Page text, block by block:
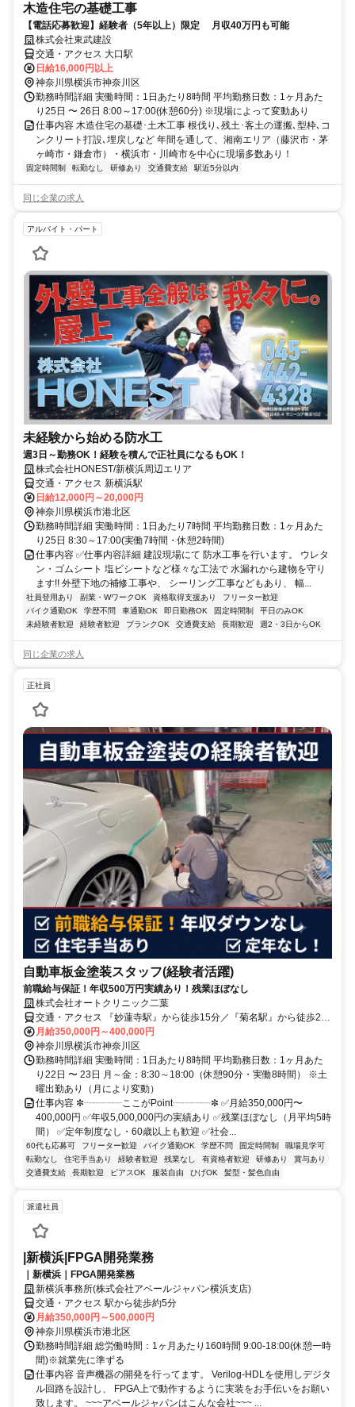
木造住宅の基礎工事
【電話応募歓迎】経験者（5年以上）限定 月収40万円も可能
株式会社東武建設
交通・アクセス 大口駅
日給16,000円以上
神奈川県横浜市神奈川区
勤務時間詳細 実働時間：1日あたり8時間 平均勤務日数：1ヶ月あた
り25日 〜 26日 8:00～17:00(休憩60分) ※現場によって変動あり
仕事内容 木造住宅の基礎･土木工事 根伐り､残土･客土の運搬､型枠､コ
ンクリート打設､埋戻しなど 年間を通して、湘南エリア（藤沢市・茅
ヶ崎市・鎌倉市）・横浜市・川崎市を中心に現場多数あり！
固定時間制 転勤なし 研修あり 交通費支給 駅近5分以内
同じ企業の求人
アルバイト・パート
未経験から始める防水工
週3日～勤務OK！経験を積んで正社員になるもOK！
株式会社HONEST/新横浜周辺エリア
交通・アクセス 新横浜駅
日給12,000円～20,000円
神奈川県横浜市港北区
勤務時間詳細 実働時間：1日あたり7時間 平均勤務日数：1ヶ月あた
り25日 8:30～17:00(実働7時間・休憩2時間)
仕事内容 ✅仕事内容詳細 建設現場にて 防水工事を行います。 ウレタ
ン・ゴムシート 塩ビシートなど様々な工法で 水漏れから建物を守り
ます!! 外壁下地の補修工事や、 シーリング工事などもあり、 幅...
社員登用あり 副業・WワークOK 資格取得支援あり
フリーター歓迎
バイク通勤OK
学歴不問 車通勤OK 即日勤務OK 固定時間制
平日のみOK
未経験者歓迎
経験者歓迎 ブランクOK 交通費支給 長期歓迎 週2・3日からOK
同じ企業の求人
正社員
自動車板金塗装スタッフ(経験者活躍)
前職給与保証！年収500万円実績あり！残業ほぼなし
株式会社オートクリニック二葉
交通・アクセス 『妙蓮寺駅』から徒歩15分／『菊名駅』から徒歩20
分
月給350,000円～400,000円
神奈川県横浜市神奈川区
勤務時間詳細 実働時間：1日あたり8時間 平均勤務日数：1ヶ月あた
り22日 〜 23日 月～金：8:30～18:00（休憩90分・実働8時間） ※土
曜出勤あり（月により変動）
仕事内容 ✼┈┈┈┈ここがPoint┈┈┈┈✼ ✅月給350,000円〜
400,000円 ✅年収5,000,000円の実績あり ✅残業ほぼなし（月平均5時
間） ✅定年制度なし・60歳以上も歓迎 ✅社会...
60代も応募可 フリーター歓迎 バイク通勤OK 学歴不問 固定時間制
職場見学可
転勤なし
住宅手当あり 経験者歓迎 残業なし 有資格者歓迎 研修あり
賞与あり
交通費支給
長期歓迎 ピアスOK 服装自由 ひげOK 髪型・髪色自由
派遣社員
|新横浜|FPGA開発業務
｜新横浜｜FPGA開発業務
新横浜事務所(株式会社アベールジャパン横浜支店)
交通・アクセス 駅から徒歩約5分
月給350,000円～500,000円
神奈川県横浜市港北区
勤務時間詳細 総労働時間：1ヶ月あたり160時間 9:00-18:00(休憩一時
間)※就業先に準ずる
仕事内容 音声機器の開発を行ってます。 Verilog-HDLを使用しデジタ
ル回路を設計し、 FPGA上で動作するように実装をお手伝いをお願い
致します。 ~~~アベールジャパンはこんな会社~~~ ...